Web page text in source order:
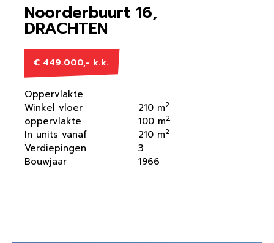
Noorderbuurt 16,
DRACHTEN
€ 449.000,- k.k.
Oppervlakte
Winkel vloer
oppervlakte
In units vanaf
Verdiepingen
Bouwjaar
210 m2
100 m2
210 m2
3
1966